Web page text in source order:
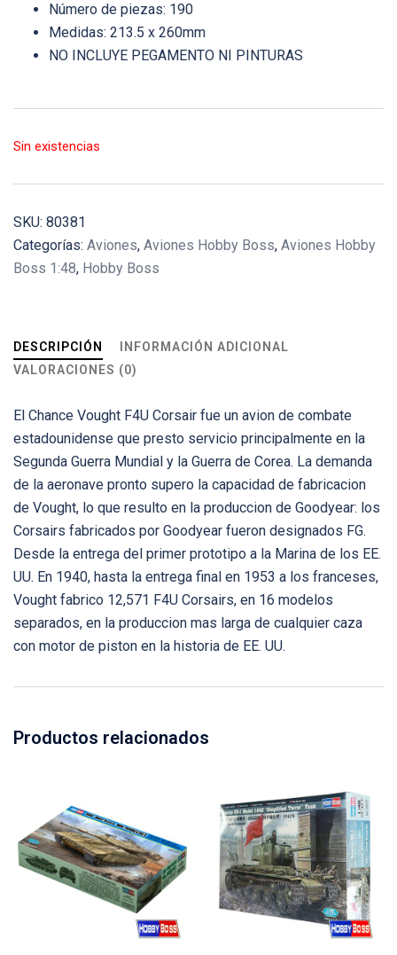
Número de piezas: 190
Medidas: 213.5 x 260mm
NO INCLUYE PEGAMENTO NI PINTURAS
Sin existencias
SKU: 80381
Categorías: Aviones, Aviones Hobby Boss, Aviones Hobby
Boss 1:48, Hobby Boss
DESCRIPCIÓN
INFORMACIÓN ADICIONAL
VALORACIONES (0)
El Chance Vought F4U Corsair fue un avion de combate
estadounidense que presto servicio principalmente en la
Segunda Guerra Mundial y la Guerra de Corea. La demanda
de la aeronave pronto supero la capacidad de fabricacion
de Vought, lo que resulto en la produccion de Goodyear: los
Corsairs fabricados por Goodyear fueron designados FG.
Desde la entrega del primer prototipo a la Marina de los EE.
UU. En 1940, hasta la entrega final en 1953 a los franceses,
Vought fabrico 12,571 F4U Corsairs, en 16 modelos
separados, en la produccion mas larga de cualquier caza
con motor de piston en la historia de EE. UU.
Productos relacionados